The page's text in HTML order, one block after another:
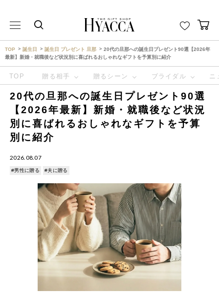
TOP 誕生日 誕生日 プレゼント 旦那
20代の旦那への誕生日プレゼント90選【2026年
最新】新婚・就職後など状況別に喜ばれるおしゃれなギフトを予算別に紹介
TOP 贈る相手 贈るシーン ブライダル ニ
20代の旦那への誕生日プレゼント90選
【2026年最新】新婚・就職後など状況
別に喜ばれるおしゃれなギフトを予算
別に紹介
2026.08.07
#男性に贈る #夫に贈る